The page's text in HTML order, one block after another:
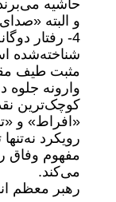
حاشیه
و البته
4- رفتار
شناخته‌شده
مثبت طیف
وارونه جلوه
کوچک‌ترین
«افراط» و
رویکرد
مفهوم وفاق
می‌کند.